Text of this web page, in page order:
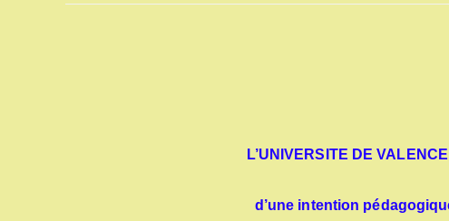
L’UNIVERSITE DE
d’une intention